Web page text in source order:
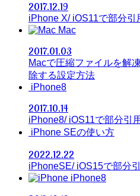
2017.12.19
iPhone X/ iOS11で部分
Mac
2017.01.03
Macで圧縮ファイルを解
除する設定方法
iPhone8
2017.10.14
iPhone8/ iOS11で部分引
iPhone SEの使い方
2022.12.22
iPhoneSE/ iOS15で部分
iPhone8